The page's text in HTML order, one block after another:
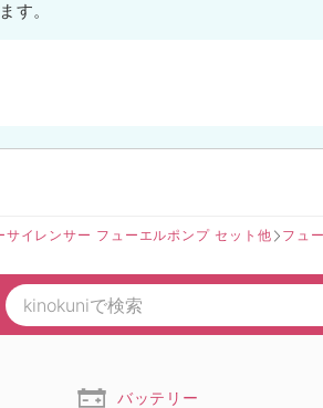
す。
サイレンサー フューエルポンプ セット他 フュ
バッテリー